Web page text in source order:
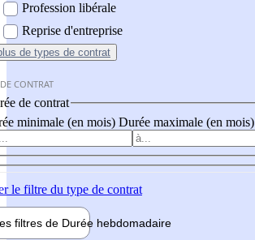
Profession libérale
Reprise d'entreprise
de types de contrat
CONTRAT
de contrat
minimale (en mois) Durée maximale (en mois)
le filtre du type de contrat
filtres de Durée hebdomadaire